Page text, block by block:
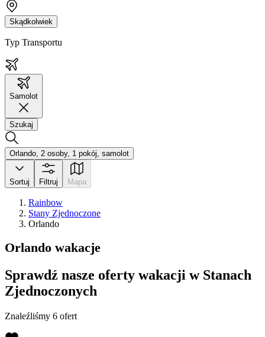
Skądkolwiek
Typ Transportu
Samolot
Szukaj
Orlando, 2 osoby, 1 pokój, samolot
Sortuj Filtruj Mapa
Rainbow
Stany Zjednoczone
Orlando
Orlando wakacje
Sprawdź nasze oferty wakacji w Stanach
Zjednoczonych
Znaleźliśmy 6 ofert